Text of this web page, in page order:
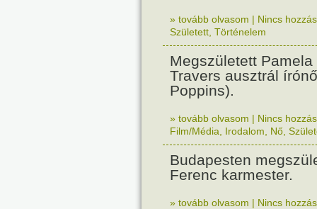
» tovább olvasom | Nincs
Született Történelem
Megszületett Pamela
Travers ausztrál
Poppins).
» tovább olvasom | Nincs
Film/Média
Irodalom Nő
Budapesten
Ferenc karmester.
» tovább olvasom | Nincs